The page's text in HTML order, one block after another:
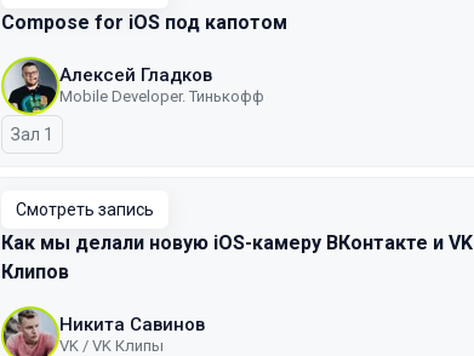
Compose for iOS под капотом
Алексей Гладков
Mobile Developer. Тинькофф
Зал 1
Смотреть запись
Как мы делали новую iOS-камеру ВКонтакте и VK
Клипов
Никита Савинов
VK / VK Клипы